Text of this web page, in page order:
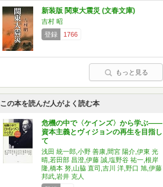
新装版 関東大震災 (文春文庫)
吉村 昭
登録
1766
もっと見る
この本を読んだ人がよく読む本
危機の中で〈ケインズ〉から学ぶ――
資本主義とヴィジョンの再生を目指し
て
浅田 統一郎,小野 善康,間宮 陽介,伊東 光
晴,若田部 昌澄,伊藤 誠,塩野谷 祐一,根岸
隆,橋本 努,山脇 直司,吉川 洋,野口 旭,伊藤
邦武,岩井 克人